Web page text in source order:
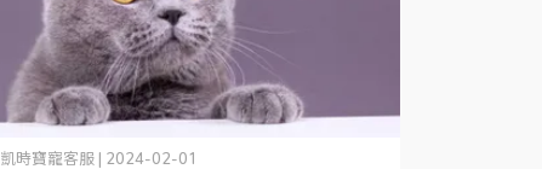
凱時寶寵客服 | 2024-02-01